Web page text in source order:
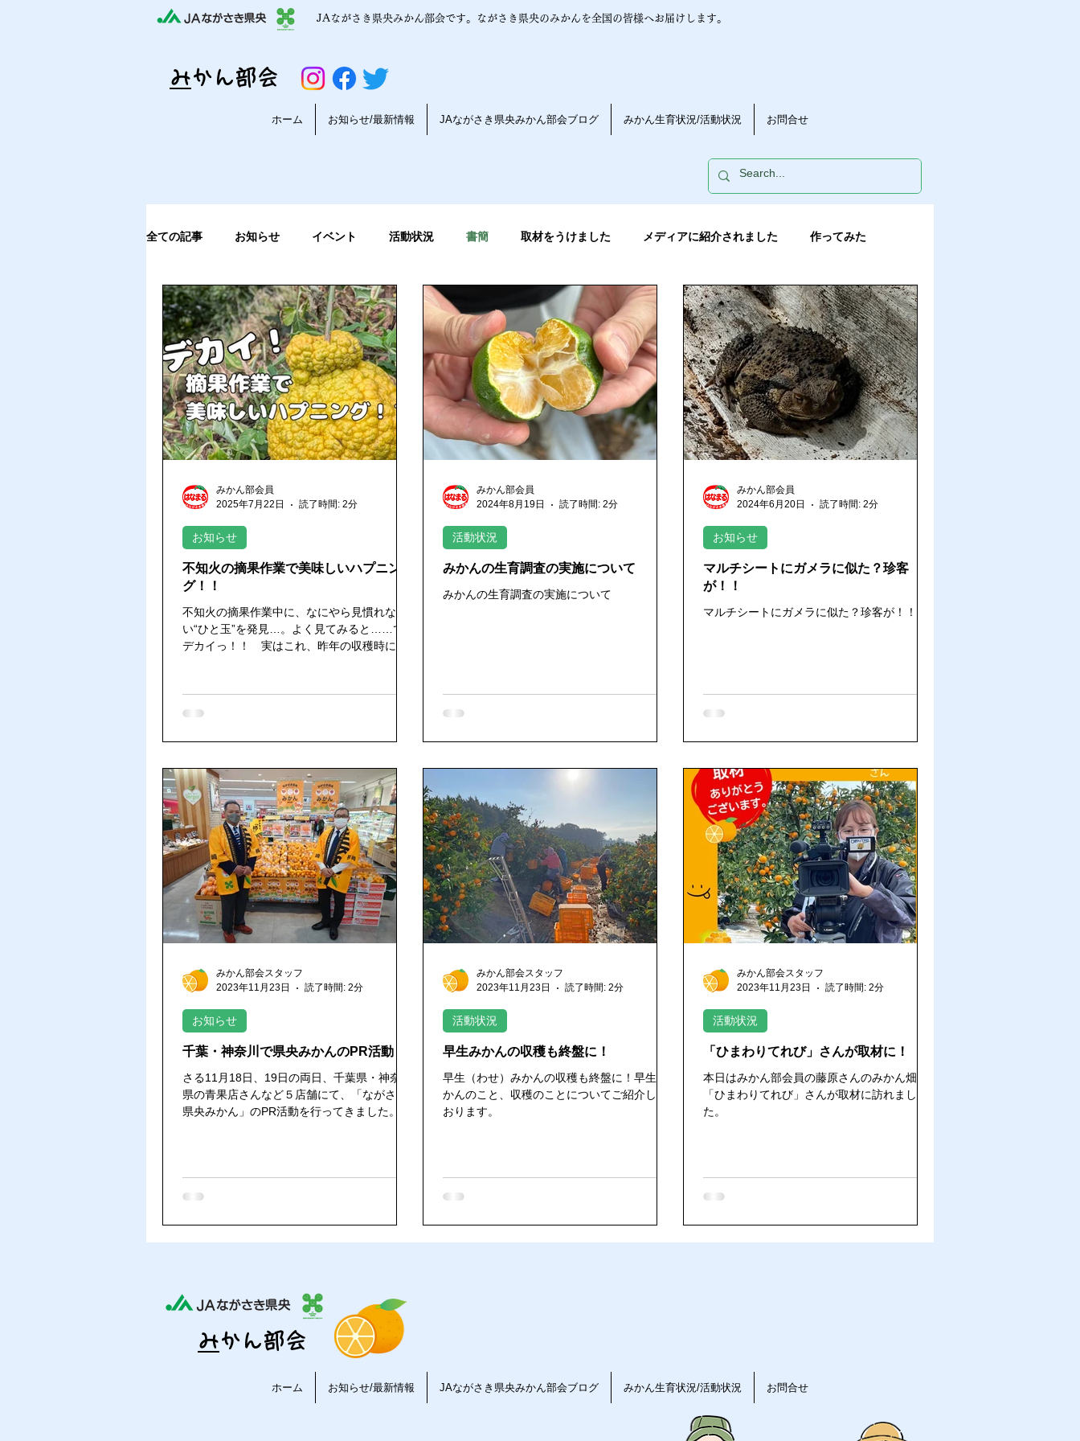
JAながさき県央みかん部会です。ながさき県央のみかんを全国の皆様へお届けします。
​みかん部会
ホーム お知らせ/最新情報 JAながさき県央みかん部会ブログ みかん生育状況/活動状況 お問合せ
全ての記事 お知らせ イベント 活動状況 書簡 取材をうけました メディアに紹介されました 作ってみた
収穫から出荷までの様子 みかんの育成 みかんの木育成状況 デコポン みかんうんちく みかんの花 長崎恋みかん
デコポン出荷 みかんの生育状況 みかんの花が咲きました 第一生理落果始まる みかんの生育状況 部会員提供
果実分析レポート
不知火の摘果作業で美味しいハプニン
グ！！
不知火の摘果作業中に、なにやら見慣れな
い“ひと玉”を発見…。よく見てみると……で、
デカイっ！！ 実はこれ、昨年の収穫時に見
完熟不知火”！
お知らせ
みかん部会員
2025年7月22日
読了時間: 2分
みかんの生育調査の実施について
みかんの生育調査の実施について
活動状況
みかん部会員
2024年8月19日
読了時間: 2分
マルチシートにガメラに似た？珍客
が！！
マルチシートにガメラに似た？珍客が！！
お知らせ
みかん部会員
2024年6月20日
読了時間: 2分
千葉・神奈川で県央みかんのPR活動！
さる11月18日、19日の両日、千葉県・神奈川
県の青果店さんなど５店舗にて、「ながさき
県央みかん」のPR活動を行ってきました。そ
お知らせ
みかん部会スタッフ
2023年11月23日
読了時間: 2分
早生みかんの収穫も終盤に！
早生（わせ）みかんの収穫も終盤に！早生み
かんのこと、収穫のことについてご紹介して
おります。
活動状況
みかん部会スタッフ
2023年11月23日
読了時間: 2分
「ひまわりてれび」さんが取材に！
本日はみかん部会員の藤原さんのみかん畑に
「ひまわりてれび」さんが取材に訪れまし
た。
活動状況
みかん部会スタッフ
2023年11月23日
読了時間: 2分
​みかん部会
ホーム お知らせ/最新情報 JAながさき県央みかん部会ブログ みかん生育状況/活動状況 お問合せ